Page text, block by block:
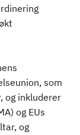
som
og inkluderer
og EUs
og